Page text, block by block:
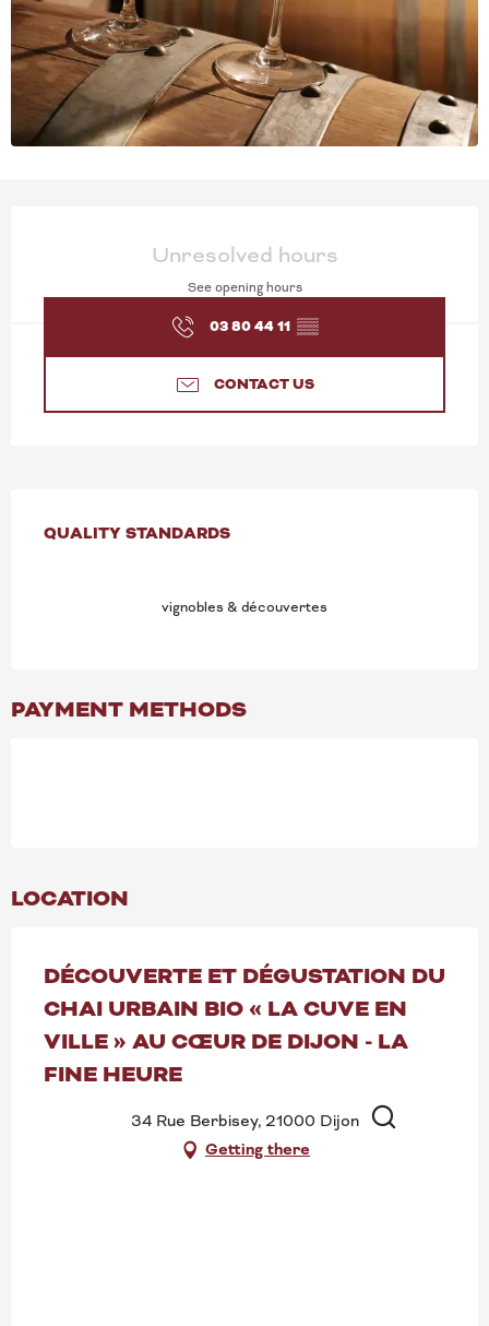
OPENING HOURS &
Unresolved hours
See opening hours
03 80 44 11 ▒▒
CONTACT US
SERVICES OFFERED
QUALITY STANDARDS
QUALITY STANDARDS
vignobles & découvertes
PAYMENT METHODS
LOCATION
DÉCOUVERTE ET DÉGUSTATION DU
CHAI URBAIN BIO « LA CUVE EN
VILLE » AU CŒUR DE DIJON - LA
FINE HEURE
34 Rue Berbisey, 21000 Dijon
Getting there